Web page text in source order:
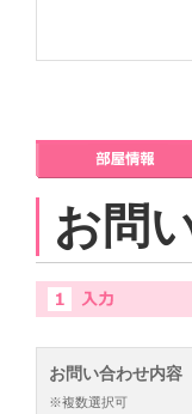
お問
お問い合わせ内容
※複数選択可